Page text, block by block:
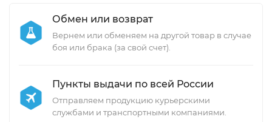
Обмен или возврат
Вернем или обменяем на другой товар в случае
боя или брака (за свой счет).
Пункты выдачи по всей России
Отправляем продукцию курьерскими
службами и транспортными компаниями.